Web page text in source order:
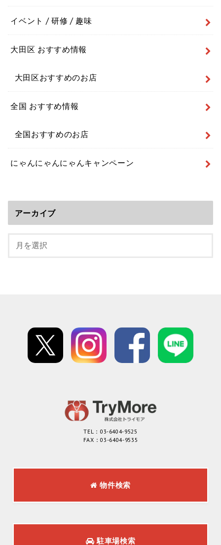
イベント / 研修 / 趣味
大田区 おすすめ情報
大田区おすすめのお店
全国 おすすめ情報
全国おすすめのお店
にゃんにゃんにゃんキャンペーン
アーカイブ
TEL：03-6404-9525
FAX：03-6404-9535
物件検索
駐車場検索